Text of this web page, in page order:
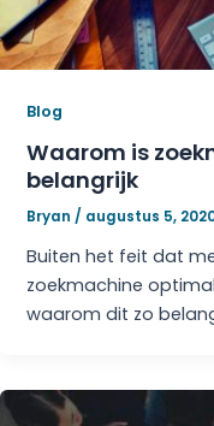
Blog
Waarom is
belangrijk
Bryan / augustus 5,
Buiten het feit dat
zoekmachine
waarom dit zo